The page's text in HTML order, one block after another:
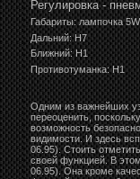
Регулировка -
Габариты: лампочка 5W
Дальний: Н7
Ближний: Н1
Противотуманка: Н1
Одним из важнейших
переоценить,
возможность
видимости. И здесь
06.95). Стоить
своей функцией. В
06.95). Она кроме